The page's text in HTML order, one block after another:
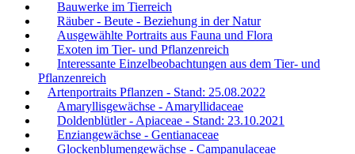
Bauwerke im Tierreich
Räuber - Beute - Beziehung in der Natur
Ausgewählte Portraits aus Fauna und Flora
Exoten im Tier- und Pflanzenreich
Interessante Einzelbeobachtungen aus dem Tier- und
Pflanzenreich
Artenportraits Pflanzen - Stand: 25.08.2022
Amaryllisgewächse - Amaryllidaceae
Doldenblütler - Apiaceae - Stand: 23.10.2021
Enziangewächse - Gentianaceae
Glockenblumengewächse - Campanulaceae